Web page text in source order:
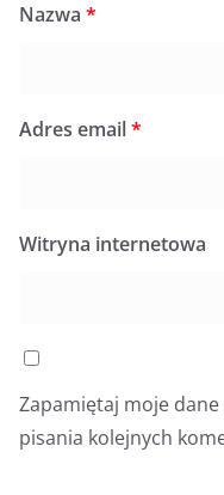
Nazwa *
Adres email*
Witryna internetowa
Zapamiętaj moje
pisania kolejnych